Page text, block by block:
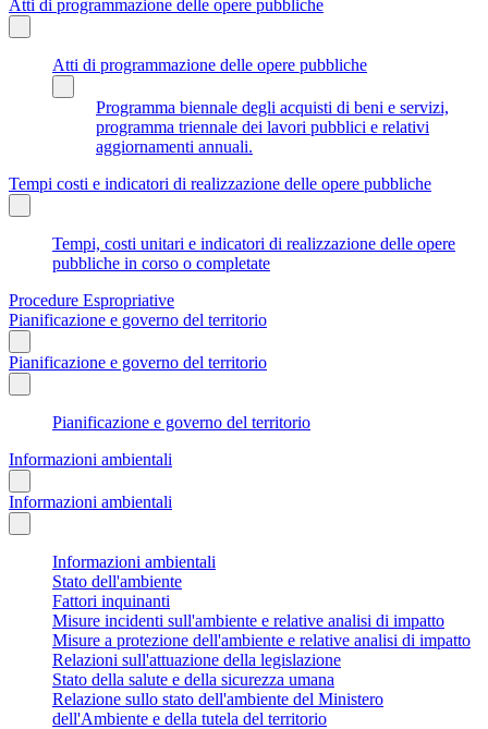
Atti di programmazione delle opere pubbliche
Atti di programmazione delle opere pubbliche
Programma biennale degli acquisti di beni e servizi,
programma triennale dei lavori pubblici e relativi
aggiornamenti annuali.
Tempi costi e indicatori di realizzazione delle opere pubbliche
Tempi, costi unitari e indicatori di realizzazione delle opere
pubbliche in corso o completate
Procedure Espropriative
Pianificazione e governo del territorio
Pianificazione e governo del territorio
Pianificazione e governo del territorio
Informazioni ambientali
Informazioni ambientali
Informazioni ambientali
Stato dell'ambiente
Fattori inquinanti
Misure incidenti sull'ambiente e relative analisi di impatto
Misure a protezione dell'ambiente e relative analisi di impatto
Relazioni sull'attuazione della legislazione
Stato della salute e della sicurezza umana
Relazione sullo stato dell'ambiente del Ministero
dell'Ambiente e della tutela del territorio